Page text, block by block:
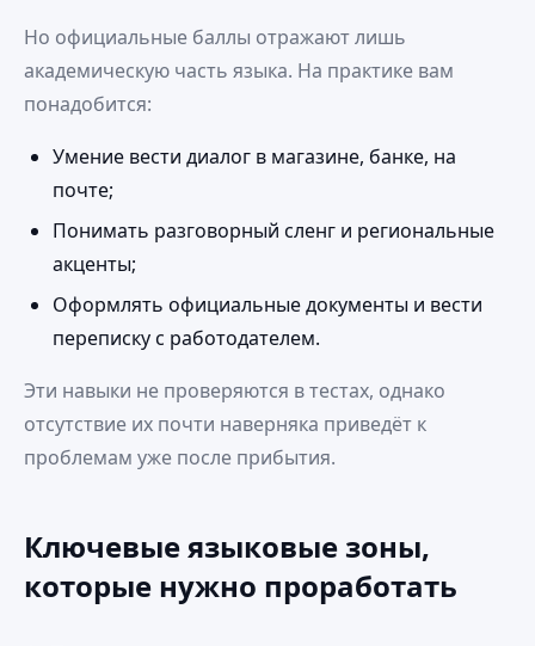
Но официальные баллы отражают лишь
академическую часть языка. На практике вам
понадобится:
Умение вести диалог в магазине, банке, на
почте;
Понимать разговорный сленг и региональные
акценты;
Оформлять официальные документы и вести
переписку с работодателем.
Эти навыки не проверяются в тестах, однако
отсутствие их почти наверняка приведёт к
проблемам уже после прибытия.
Ключевые языковые зоны,
которые нужно проработать